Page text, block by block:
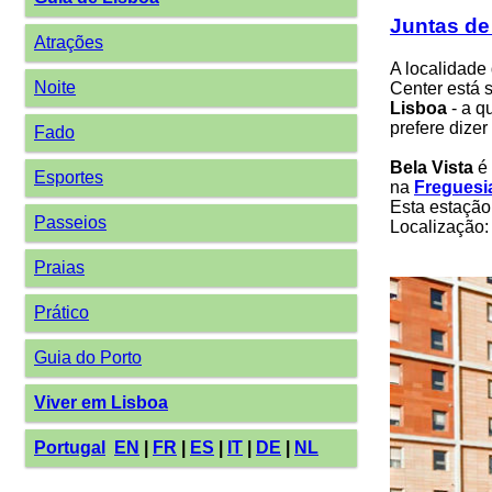
Atrações
Noite
Fado
Esportes
Passeios
Praias
Prático
Guia do Porto
Viver em Lisboa
Portugal EN FR ES IT DE NL
Juntas
A
Center está
Lisboa - a
prefere dizer
Bela Vista é
na
Esta